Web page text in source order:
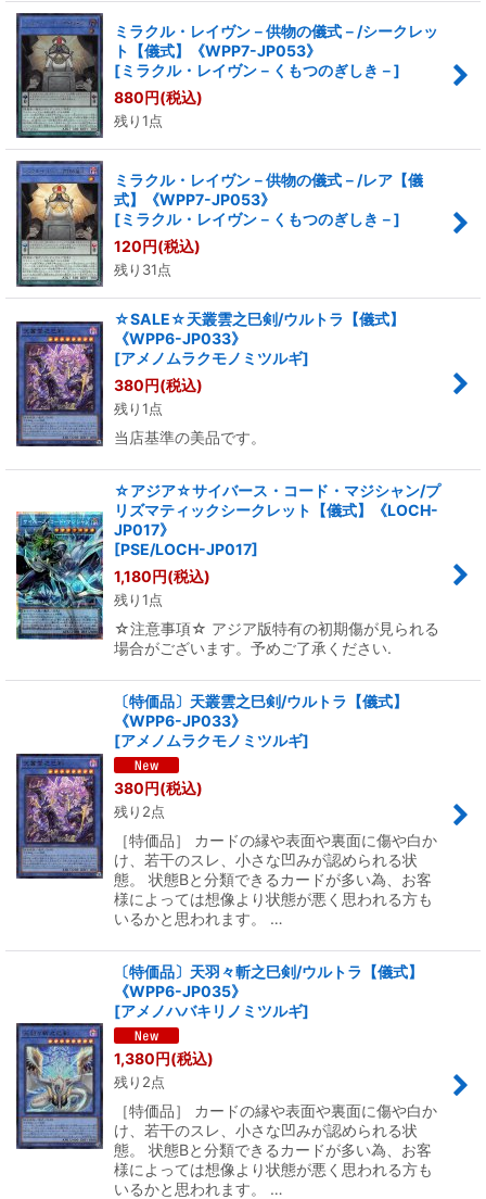
ミラクル・レイヴン－供物の儀式－/シークレッ
ト【儀式】《WPP7-JP053》
[ミラクル・レイヴン－くもつのぎしき－]
880 円(税込)
残り1点
ミラクル・レイヴン－供物の儀式－/レア【儀
式】《WPP7-JP053》
[ミラクル・レイヴン－くもつのぎしき－]
120円(税込)
残り31点
☆SALE☆天叢雲之巳剣/ウルトラ【儀式】
《WPP6-JP033》
[アメノムラクモノミツルギ]
380 円(税込)
残り1点
当店基準の美品です。
☆アジア☆サイバース・コード・マジシャン/プ
リズマティックシークレット【儀式】《LOCH-
JP017》
[PSE/LOCH-JP017]
1,180 円(税込)
残り1点
☆注意事項☆ アジア版特有の初期傷が見られる
場合がございます。予めご了承ください.
〔特価品〕天叢雲之巳剣/ウルトラ【儀式】
《WPP6-JP033》
[アメノムラクモノミツルギ]
380円(税込)
残り2点
［特価品］ カードの縁や表面や裏面に傷や白か
け、若干のスレ、小さな凹みが認められる状
態。 状態Bと分類できるカードが多い為、お客
様によっては想像より状態が悪く思われる方も
いるかと思われます。 …
〔特価品〕天羽々斬之巳剣/ウルトラ【儀式】
《WPP6-JP035》
[アメノハバキリノミツルギ]
1,380円(税込)
残り2点
［特価品］ カードの縁や表面や裏面に傷や白か
け、若干のスレ、小さな凹みが認められる状
態。 状態Bと分類できるカードが多い為、お客
様によっては想像より状態が悪く思われる方も
いるかと思われます。 …